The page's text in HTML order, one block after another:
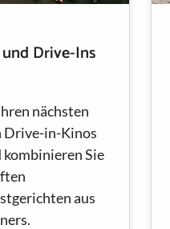
Drive-Ins
nächsten
Drive-in-Kinos
Sie
aus